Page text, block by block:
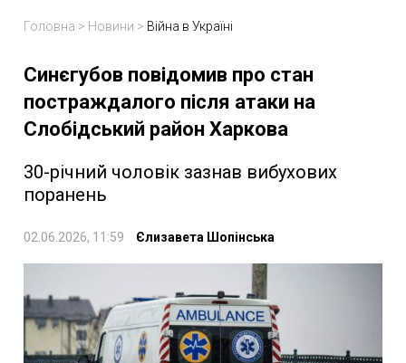
Головна > Новини > Війна в Україні
Синєгубов повідомив про стан
постраждалого після атаки на
Слобідський район Харкова
30-річний чоловік зазнав вибухових
поранень
02.06.2026, 11:59 Єлизавета Шопінська